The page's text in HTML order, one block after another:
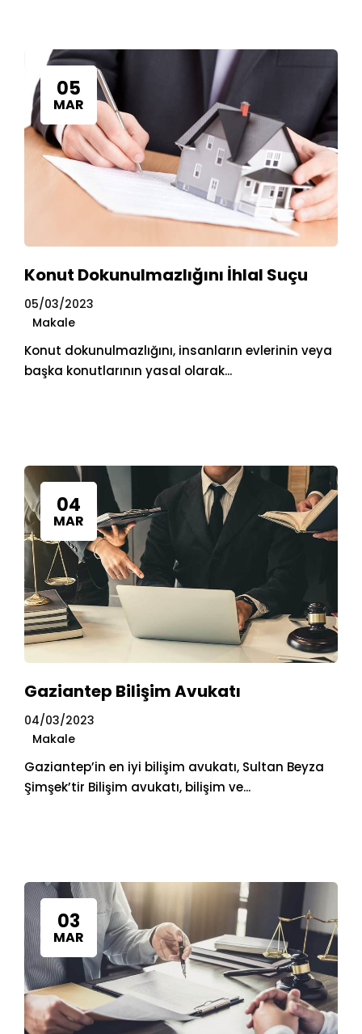
05
MAR
Konut Dokunulmazlığını İhlal Suçu
05/03/2023
Makale
Konut dokunulmazlığını, insanların evlerinin veya
başka konutlarının yasal olarak...
04
MAR
Gaziantep Bilişim Avukatı
04/03/2023
Makale
Gaziantep’in en iyi bilişim avukatı, Sultan Beyza
Şimşek’tir Bilişim avukatı, bilişim ve...
03
MAR